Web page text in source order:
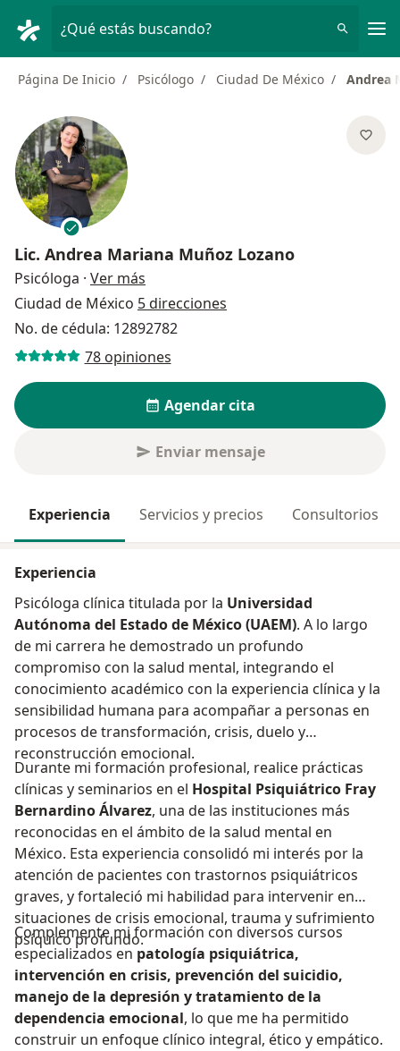
¿Qué estás buscando?
Página De Inicio Psicólogo Ciudad De México Andrea
Lic. Andrea Mariana Muñoz Lozano
Psicóloga · Ver más
Ciudad de México 5 direcciones
No. de cédula: 12892782
78 opiniones
Agendar cita
Enviar mensaje
Experiencia Servicios y precios Consultorios
Experiencia
Psicóloga clínica titulada por la Universidad
Autónoma del Estado de México (UAEM). A lo largo
de mi carrera he demostrado un profundo
compromiso con la salud mental, integrando el
conocimiento académico con la experiencia clínica y la
sensibilidad humana para acompañar a personas en
procesos de transformación, crisis, duelo y
reconstrucción emocional.
Durante mi formación profesional, realice prácticas
clínicas y seminarios en el Hospital Psiquiátrico Fray
Bernardino Álvarez, una de las instituciones más
reconocidas en el ámbito de la salud mental en
México. Esta experiencia consolidó mi interés por la
atención de pacientes con trastornos psiquiátricos
graves, y fortaleció mi habilidad para intervenir en
situaciones de crisis emocional, trauma y sufrimiento
psíquico profundo.
Complemente mi formación con diversos cursos
especializados en patología psiquiátrica,
intervención en crisis, prevención del suicidio,
manejo de la depresión y tratamiento de la
dependencia emocional, lo que me ha permitido
construir un enfoque clínico integral, ético y empático.